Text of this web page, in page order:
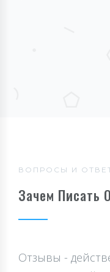
ВОПРОСЫ И
Зачем Писать
Отзывы -